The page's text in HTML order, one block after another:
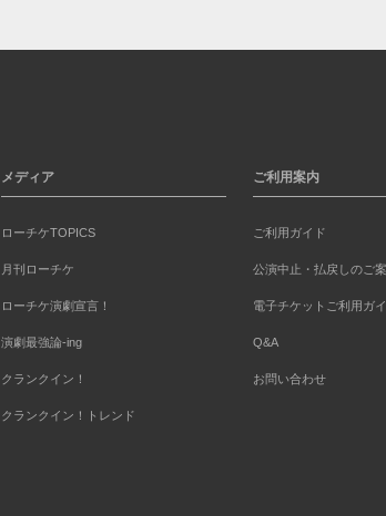
メディア
ローチケTOPICS
月刊ローチケ
ローチケ演劇宣言！
演劇最強論-ing
クランクイン！
クランクイン！トレンド
ご利用案内
ご利用ガイド
公演中止・払戻しのご
電子チケットご利用ガ
Q&A
お問い合わせ